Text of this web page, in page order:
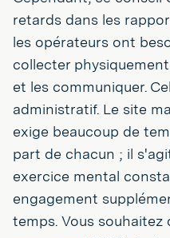
retards dans les
les opérateurs ont
collecter
et les communiquer.
administratif. Le site
exige beaucoup de
part de chacun ; il
exercice mental
engagement
temps. Vous souhaitez